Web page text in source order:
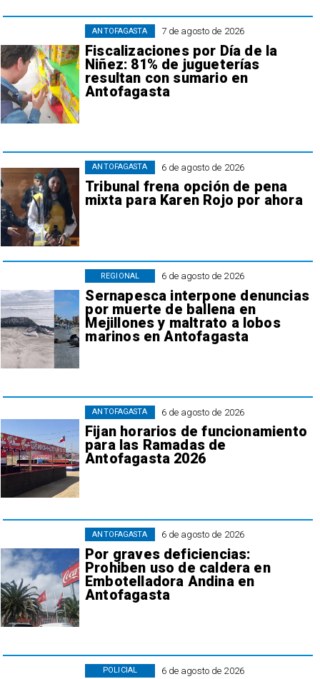
7 de agosto de 2026
Fiscalizaciones por Día de la
Niñez: 81% de jugueterías
resultan con sumario en
Antofagasta
ANTOFAGASTA
6 de agosto de 2026
Tribunal frena opción de pena
mixta para Karen Rojo por ahora
ANTOFAGASTA
6 de agosto de 2026
Sernapesca interpone denuncias
por muerte de ballena en
Mejillones y maltrato a lobos
marinos en Antofagasta
REGIONAL
6 de agosto de 2026
Fijan horarios de funcionamiento
para las Ramadas de
Antofagasta 2026
ANTOFAGASTA
6 de agosto de 2026
Por graves deficiencias:
Prohiben uso de caldera en
Embotelladora Andina en
Antofagasta
ANTOFAGASTA
6 de agosto de 2026
POLICIAL